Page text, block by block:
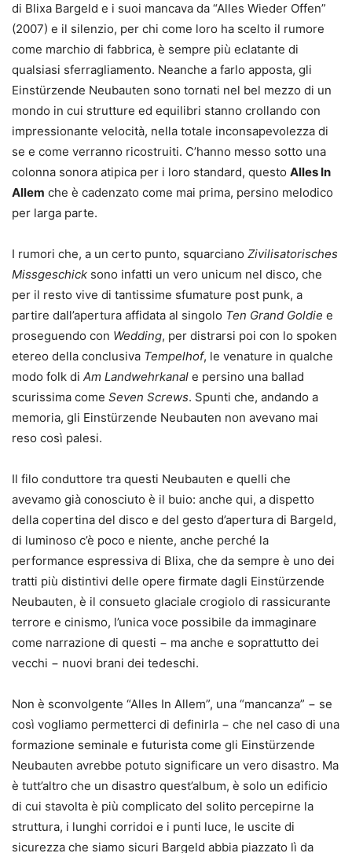
di Blixa Bargeld e i suoi mancava da “Alles Wieder Offen”
(2007) e il silenzio, per chi come loro ha scelto il rumore
come marchio di fabbrica, è sempre più eclatante di
qualsiasi sferragliamento. Neanche a farlo apposta, gli
Einstürzende Neubauten sono tornati nel bel mezzo di un
mondo in cui strutture ed equilibri stanno crollando con
impressionante velocità, nella totale inconsapevolezza di
se e come verranno ricostruiti. C’hanno messo sotto una
colonna sonora atipica per i loro standard, questo Alles In
Allem che è cadenzato come mai prima, persino melodico
per larga parte.
I rumori che, a un certo punto, squarciano Zivilisatorisches
Missgeschick sono infatti un vero unicum nel disco, che
per il resto vive di tantissime sfumature post punk, a
partire dall’apertura affidata al singolo Ten Grand Goldie e
proseguendo con Wedding, per distrarsi poi con lo spoken
etereo della conclusiva Tempelhof, le venature in qualche
modo folk di Am Landwehrkanal e persino una ballad
scurissima come Seven Screws. Spunti che, andando a
memoria, gli Einstürzende Neubauten non avevano mai
reso così palesi.
Il filo conduttore tra questi Neubauten e quelli che
avevamo già conosciuto è il buio: anche qui, a dispetto
della copertina del disco e del gesto d’apertura di Bargeld,
di luminoso c’è poco e niente, anche perché la
performance espressiva di Blixa, che da sempre è uno dei
tratti più distintivi delle opere firmate dagli Einstürzende
Neubauten, è il consueto glaciale crogiolo di rassicurante
terrore e cinismo, l’unica voce possibile da immaginare
come narrazione di questi − ma anche e soprattutto dei
vecchi − nuovi brani dei tedeschi.
Non è sconvolgente “Alles In Allem”, una “mancanza” − se
così vogliamo permetterci di definirla − che nel caso di una
formazione seminale e futurista come gli Einstürzende
Neubauten avrebbe potuto significare un vero disastro. Ma
è tutt’altro che un disastro quest’album, è solo un edificio
di cui stavolta è più complicato del solito percepirne la
struttura, i lunghi corridoi e i punti luce, le uscite di
sicurezza che siamo sicuri Bargeld abbia piazzato lì da